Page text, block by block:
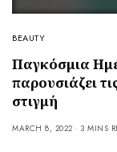
BEAUTY
Παγκόσμια
παρουσιάζει
στιγμή
MARCH 8, 2022 3 MINS